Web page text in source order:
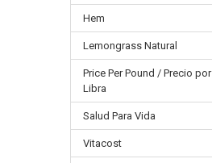
Hem
Lemongrass Natural
Price Per Pound / Precio por
Libra
Salud Para Vida
Vitacost